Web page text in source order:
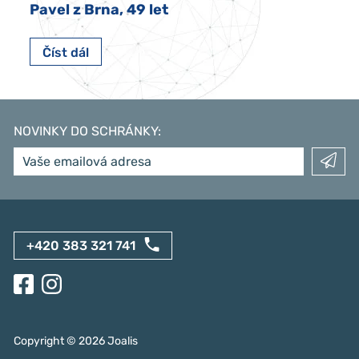
Pavel z Brna, 49 let
Číst dál
NOVINKY DO SCHRÁNKY:
+420 383 321 741
Copyright © 2026Joalis